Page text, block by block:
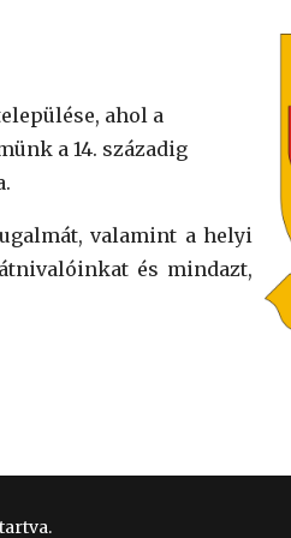
ahol a
a 14. századig
valamint a helyi
és mindazt,